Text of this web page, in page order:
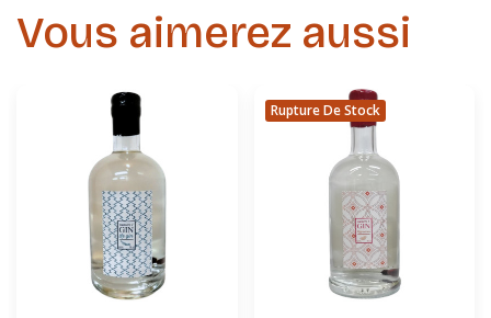
Vous aimerez aussi
Rupture De Stock